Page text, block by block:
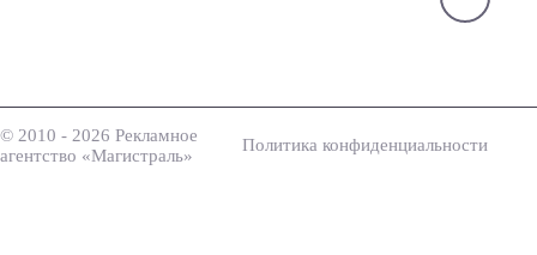
© 2010 - 2026 Рекламное
агентство «Магистраль»
Политика конфиденциальности